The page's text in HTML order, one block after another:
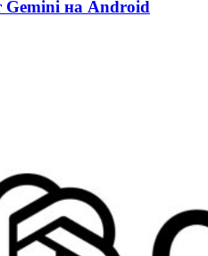
Gemini на Android